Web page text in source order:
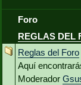
Foro
REGLAS DEL
Reglas del Foro
Aquí
Moderador